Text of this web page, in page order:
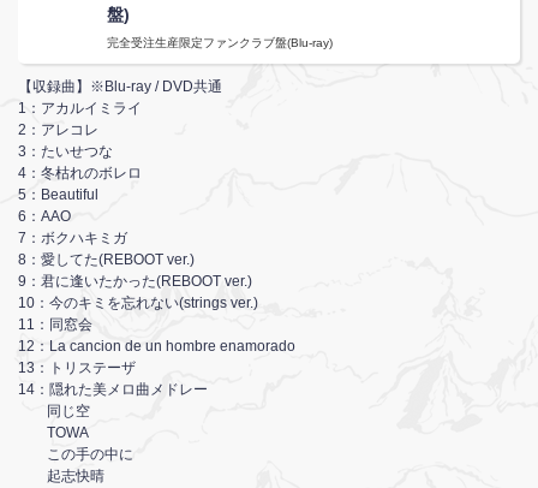
盤)
完全受注生産限定ファンクラブ盤(Blu-ray)
【収録曲】※Blu-ray / DVD共通
1：アカルイミライ
2：アレコレ
3：たいせつな
4：冬枯れのボレロ
5：Beautiful
6：AAO
7：ボクハキミガ
8：愛してた(REBOOT ver.)
9：君に逢いたかった(REBOOT ver.)
10：今のキミを忘れない(strings ver.)
11：同窓会
12：La cancion de un hombre enamorado
13：トリステーザ
14：隠れた美メロ曲メドレー
同じ空
TOWA
この手の中に
起志快晴